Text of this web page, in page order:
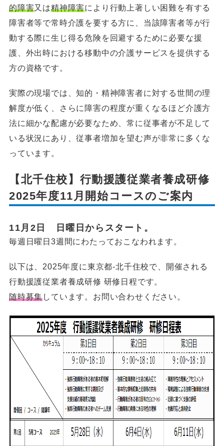
的障害又は精神障害により行動上著しい困難を有する
障害者等で常時介護を要する方に、当該障害者等が行
動する際に生じ得る危険を回避するために必要な援
護、外出時における移動中の介護サービスを提供する
方の資格です。
実際の現場では、知的・精神障害者に対する世間の理
解度が低く、さらに障害の程度が重くなるほど介護方
法に細かな配慮が必要なため、常に従事者が不足して
いる状況にあり、従事者増加を望む声が非常に多くな
っています。
【北千住校】行動援護従業者養成研修
2025年度11月開始コースのご案内
11月2日 日曜日からスタート。
毎週日曜日3週間にわたっておこなわれます。
以下は、2025年度に東京都-北千住校で、開催される
行動援護従業者養成研修 研修日程です。
随時募集しています。お問い合わせください。